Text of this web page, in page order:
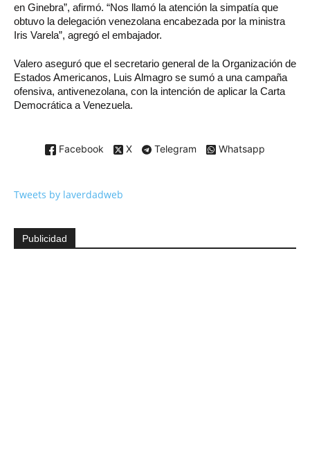
en Ginebra”, afirmó. “Nos llamó la atención la simpatía que
obtuvo la delegación venezolana encabezada por la ministra
Iris Varela”, agregó el embajador.
Valero aseguró que el secretario general de la Organización de
Estados Americanos, Luis Almagro se sumó a una campaña
ofensiva, antivenezolana, con la intención de aplicar la Carta
Democrática a Venezuela.
Facebook X Telegram Whatsapp
Tweets by laverdadweb
Publicidad